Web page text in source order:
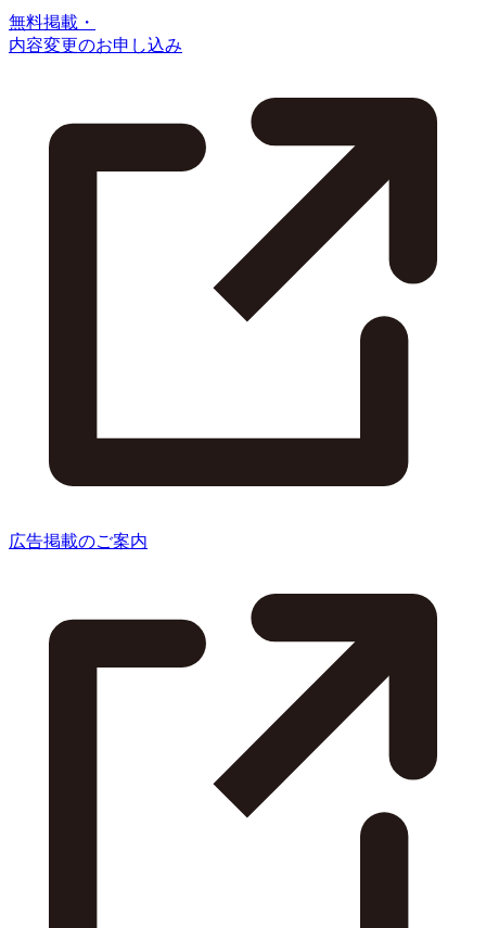
無料掲載・
内容変更のお申し込み
広告掲載のご案内